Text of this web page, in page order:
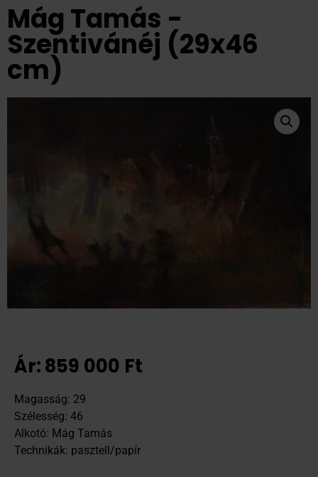
Mág Tamás -
Szentivánéj (29x46
cm)
Ár:859 000 Ft
Magasság: 29
Szélesség: 46
Alkotó: Mág Tamás
Technikák: pasztell/papír